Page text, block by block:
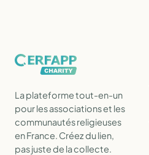
La plateforme tout-en-un
pour les associations et les
communautés religieuses
en France. Créez du lien,
pas juste de la collecte.